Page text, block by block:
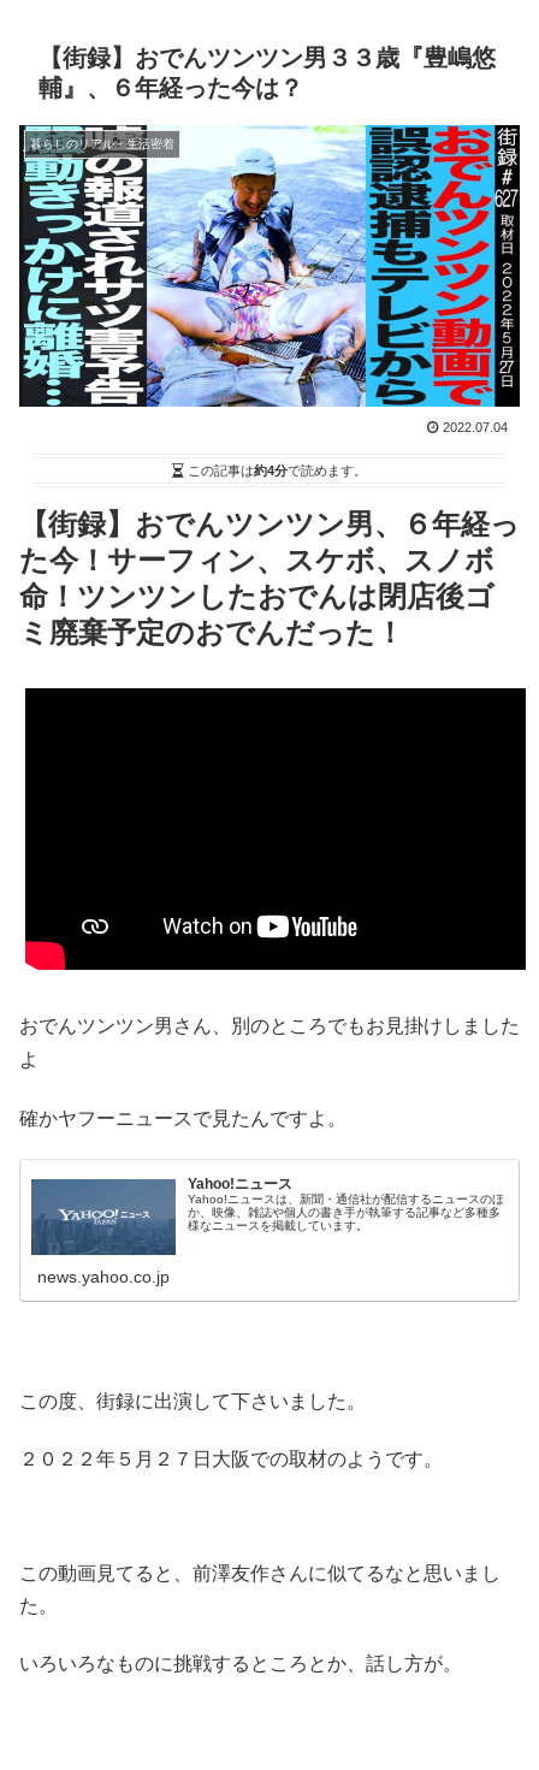
【街録】おでんツンツン男３３歳『豊嶋悠
輔』、６年経った今は？
暮らしのリアル・生活密着
2022.07.04
この記事は約4分で読めます。
【街録】おでんツンツン男、６年経っ
た今！サーフィン、スケボ、スノボ
命！ツンツンしたおでんは閉店後ゴ
ミ廃棄予定のおでんだった！
おでんツンツン男さん、別のところでもお見掛けしました
よ
確かヤフーニュースで見たんですよ。
Yahoo!ニュース
Yahoo!ニュースは、新聞・通信社が配信するニュースのほ
か、映像、雑誌や個人の書き手が執筆する記事など多種多
様なニュースを掲載しています。
news.yahoo.co.jp
この度、街録に出演して下さいました。
２０２２年５月２７日大阪での取材のようです。
この動画見てると、前澤友作さんに似てるなと思いまし
た。
いろいろなものに挑戦するところとか、話し方が。